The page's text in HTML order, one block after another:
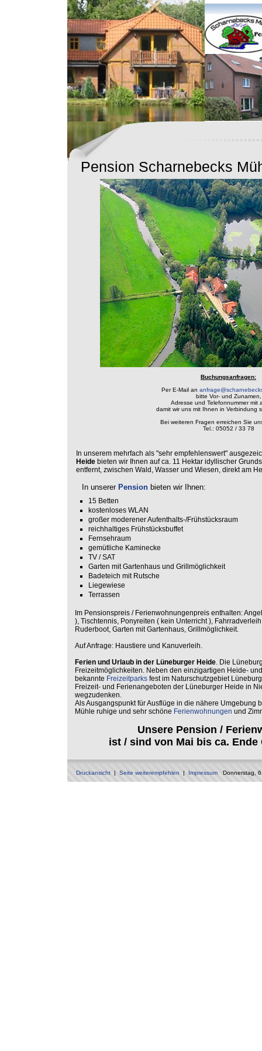
Pension Scharnebecks
Buchungsanfragen:
Per E-Mail an
bitte Vor- und Zunamen,
Adresse und Telefonnummer mit
damit wir uns mit Ihnen in Verbindung
Bei weiteren Fragen erreichen Sie
Tel.: 05052 / 33 78
In unserem mehrfach als "sehr empfehlenswert"
Heide bieten wir Ihnen auf ca. 11 Hektar idyllischer
entfernt, zwischen Wald, Wasser und Wiesen, direkt am
In unserer Pension bieten wir Ihnen:
15 Betten
kostenloses WLAN
großer moderener Aufenthalts-/Frühstücksraum
reichhaltiges Frühstücksbuffet
Fernsehraum
gemütliche Kaminecke
TV / SAT
Garten mit Gartenhaus und Grillmöglichkeit
Badeteich mit Rutsche
Liegewiese
Terrassen
Im Pensionspreis / Ferienwohnungenpreis enthalten:
), Tischtennis, Ponyreiten ( kein Unterricht ),
Ruderboot, Garten mit Gartenhaus, Grillmöglichkeit.
Auf Anfrage: Haustiere und Kanuverleih.
Ferien und Urlaub in der Lüneburger Heide. Die
Freizeitmöglichkeiten. Neben den einzigartigen Heide-
bekannte Freizeitparks fest im Naturschutzgebiet
Freizeit- und Ferienangeboten der Lüneburger Heide in
wegzudenken.
Als Ausgangspunkt für Ausflüge in die nähere Umgebung
Mühle ruhige und sehr schöne Ferienwohnungen und
Unsere Pension /
ist / sind von Mai bis ca.
Druckansicht | Seite weiterempfehlen | Impressum Donnerstag,